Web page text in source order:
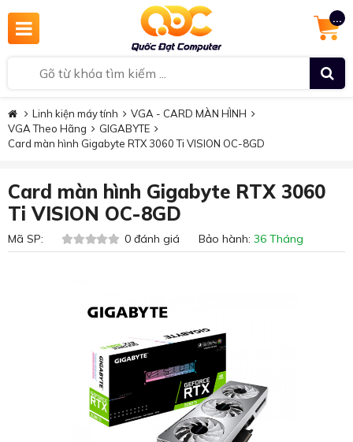
...
Linh kiện máy tính
VGA - CARD MÀN HÌNH
VGA Theo Hãng
GIGABYTE
Card màn hình Gigabyte RTX 3060 Ti VISION OC-8GD
Card màn hình Gigabyte RTX 3060
Ti VISION OC-8GD
Mã SP: 0 đánh giá Bảo hành: 36 Tháng